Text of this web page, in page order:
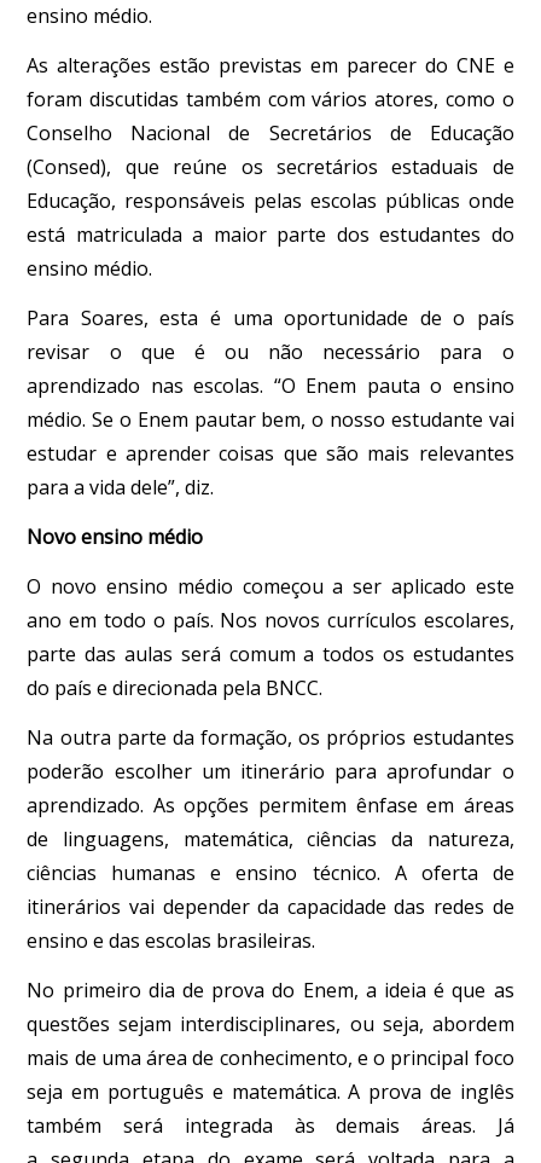
ensino médio.
As alterações estão previstas em parecer do CNE e
foram discutidas também com vários atores, como o
Conselho Nacional de Secretários de Educação
(Consed), que reúne os secretários estaduais de
Educação, responsáveis pelas escolas públicas onde
está matriculada a maior parte dos estudantes do
ensino médio.
Para Soares, esta é uma oportunidade de o país
revisar o que é ou não necessário para o
aprendizado nas escolas. “O Enem pauta o ensino
médio. Se o Enem pautar bem, o nosso estudante vai
estudar e aprender coisas que são mais relevantes
para a vida dele”, diz.
Novo ensino médio
O novo ensino médio começou a ser aplicado este
ano em todo o país. Nos novos currículos escolares,
parte das aulas será comum a todos os estudantes
do país e direcionada pela BNCC.
Na outra parte da formação, os próprios estudantes
poderão escolher um itinerário para aprofundar o
aprendizado. As opções permitem ênfase em áreas
de linguagens, matemática, ciências da natureza,
ciências humanas e ensino técnico. A oferta de
itinerários vai depender da capacidade das redes de
ensino e das escolas brasileiras.
No primeiro dia de prova do Enem, a ideia é que as
questões sejam interdisciplinares, ou seja, abordem
mais de uma área de conhecimento, e o principal foco
seja em português e matemática. A prova de inglês
também será integrada às demais áreas. Já